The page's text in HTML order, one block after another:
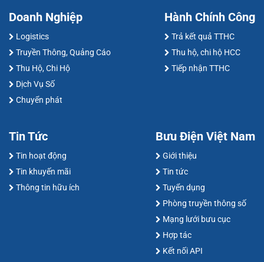
Doanh Nghiệp
Logistics
Truyền Thông, Quảng Cáo
Thu Hộ, Chi Hộ
Dịch Vụ Số
Chuyển phát
Hành Chính Công
Trả kết quả TTHC
Thu hộ, chi hộ HCC
Tiếp nhận TTHC
Tin Tức
Tin hoạt động
Tin khuyến mãi
Thông tin hữu ích
Bưu Điện Việt Nam
Giới thiệu
Tin tức
Tuyển dụng
Phòng truyền thông số
Mạng lưới bưu cục
Hợp tác
Kết nối API